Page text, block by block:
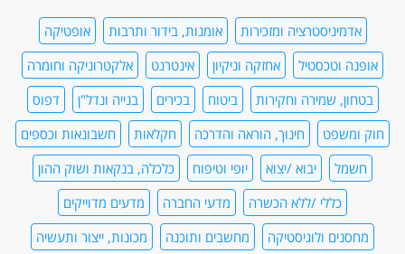
אדמיניסטרציה ומזכירות אומנות, בידור ותרבות
אופטיקה
אופנה וטכסטיל
אחזקה וניקיון אינטרנט
אלקטרוניקה וחומרה
בטחון, שמירה וחקירות
ביטוח בכירים בנייה ונדל"ן
דפוס
חוק ומשפט
חינוך, הוראה והדרכה חקלאות
חשבונאות וכספים
חשמל
יבוא /יצוא יופי וטיפוח
כלכלה, בנקאות ושוק ההון
כללי /ללא הכשרה
מדעי החברה
מדעים מדוייקים
מחסנים ולוגיסטיקה
מחשבים ותוכנה
מכונות, ייצור ותעשיה